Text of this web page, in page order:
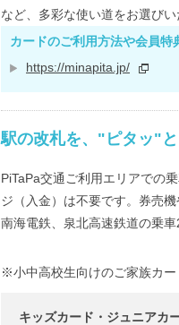
など、多彩な使い道をお選びい
カードのご利用方法や会員特
https://minapita.jp/
駅の改札を、"ピタッ"
PiTaPa交通ご利用エリアでの
ジ（入金）は不要です。券売
南海電鉄、泉北高速鉄道の乗
※小中高校生向けのご家族カー
キッズカード・ジュニアカ